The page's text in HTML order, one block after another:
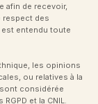
afin de recevoir,
respect des
est entendu toute
les opinions
ou relatives à la
considérée
et la CNIL.